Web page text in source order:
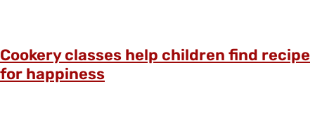
Cookery classes help children find recipe
for happiness